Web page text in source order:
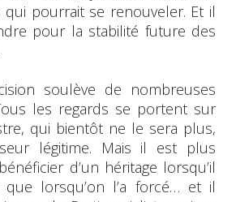
qui pourrait se renouveler. Et il
pour la stabilité future des
soulève de nombreuses
les regards se portent sur
qui bientôt ne le sera plus,
légitime. Mais il est plus
d’un héritage lorsqu’il
lorsqu’on l’a forcé… et il